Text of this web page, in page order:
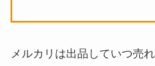
メルカリは出品していつ売